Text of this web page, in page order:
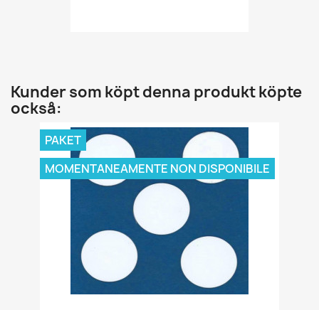
Kunder som köpt denna produkt köpte
också:
PAKET
MOMENTANEAMENTE NON DISPONIBILE